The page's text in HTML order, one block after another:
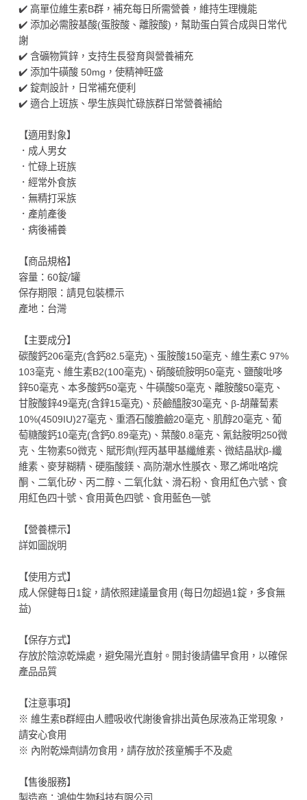
✔️ 高單位維生素B群，補充每日所需營養，維持生理機能
✔️ 添加必需胺基酸(蛋胺酸、離胺酸)，幫助蛋白質合成與日常代
謝
✔️ 含礦物質鋅，支持生長發育與營養補充
✔️ 添加牛磺酸 50mg，使精神旺盛
✔️ 錠劑設計，日常補充便利
✔️ 適合上班族、學生族與忙碌族群日常營養補給
【適用對象】
．成人男女
．忙碌上班族
．經常外食族
．無精打采族
．產前產後
．病後補養
【商品規格】
容量：60錠/罐
保存期限：請見包裝標示
產地：台灣
【主要成分】
碳酸鈣206毫克(含鈣82.5毫克)、蛋胺酸150毫克、維生素C 97%
103毫克、維生素B2(100毫克)、硝酸硫胺明50毫克、鹽酸吡哆
鋅50毫克、本多酸鈣50毫克、牛磺酸50毫克、離胺酸50毫克、
甘胺酸鋅49毫克(含鋅15毫克)、菸鹼醯胺30毫克、β-胡蘿蔔素
10%(4509IU)27毫克、重酒石酸膽鹼20毫克、肌醇20毫克、葡
萄糖酸鈣10毫克(含鈣0.89毫克)、葉酸0.8毫克、氰鈷胺明250微
克、生物素50微克、賦形劑(羥丙基甲基纖維素、微結晶狀β-纖
維素、麥芽糊精、硬脂酸鎂、高防潮水性膜衣、聚乙烯吡咯烷
酮、二氧化矽、丙二醇、二氧化鈦、滑石粉、食用紅色六號、食
用紅色四十號、食用黃色四號、食用藍色一號
【營養標示】
詳如圖說明
【使用方式】
成人保健每日1錠，請依照建議量食用 (每日勿超過1錠，多食無
益)
【保存方式】
存放於陰涼乾燥處，避免陽光直射。開封後請儘早食用，以確保
產品品質
【注意事項】
※ 維生素B群經由人體吸收代謝後會排出黃色尿液為正常現象，
請安心食用
※ 內附乾燥劑請勿食用，請存放於孩童觸手不及處
【售後服務】